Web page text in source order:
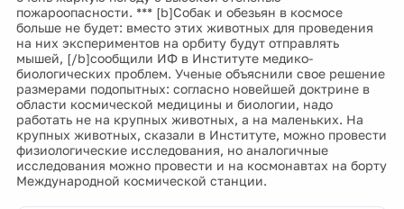
пожароопасности. *** [b]Собак и обезьян в космосе
больше не будет: вместо этих животных для проведения
на них экспериментов на орбиту будут отправлять
мышей, [/b]сообщили ИФ в Институте медико-
биологических проблем. Ученые объяснили свое решение
размерами подопытных: согласно новейшей доктрине в
области космической медицины и биологии, надо
работать не на крупных животных, а на маленьких. На
крупных животных, сказали в Институте, можно провести
физиологические исследования, но аналогичные
исследования можно провести и на космонавтах на борту
Международной космической станции.